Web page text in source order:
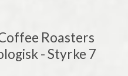
Roasters
- Styrke 7